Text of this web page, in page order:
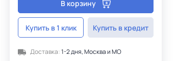
В корзину
Купить в 1 клик Купить в кредит
Доставка:1-2 дня, Москва и МО